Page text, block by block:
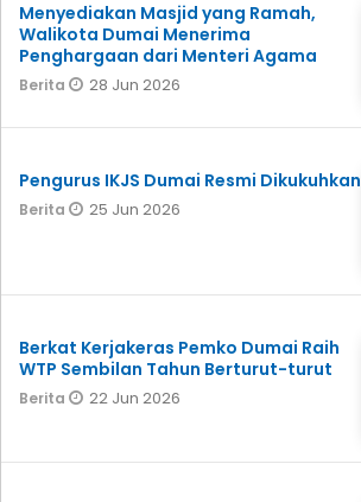
Menyediakan Masjid yang Ramah,
Walikota Dumai Menerima
Penghargaan dari Menteri Agama
Berita 28 Jun 2026
Pengurus IKJS Dumai Resmi Dikukuhkan
Berita 25 Jun 2026
Berkat Kerjakeras Pemko Dumai Raih
WTP Sembilan Tahun Berturut-turut
Berita 22 Jun 2026